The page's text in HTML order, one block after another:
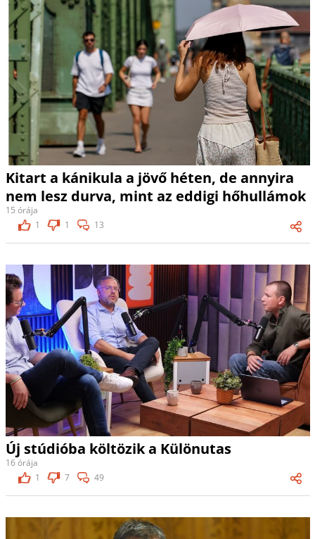
Kitart a kánikula a jövő héten, de annyira
nem lesz durva, mint az eddigi hőhullámok
15 órája
1
1 13
Új stúdióba költözik a Különutas
16 órája
1
7 49